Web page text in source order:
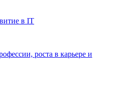
в IT
роста в карьере и